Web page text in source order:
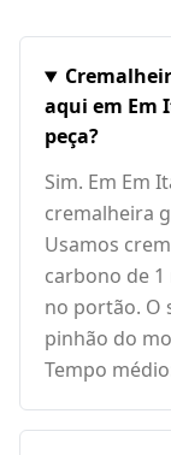
aqui em Em
peça?
Sim. Em Em
cremalheira
Usamos
carbono de
no portão. O
pinhão do
Tempo